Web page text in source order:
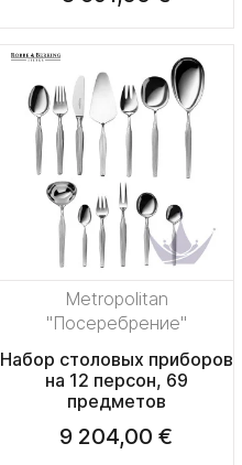
Metropolitan
"Посеребрение"
Набор столовых приборов
на 12 персон, 69
предметов
9 204,00 €